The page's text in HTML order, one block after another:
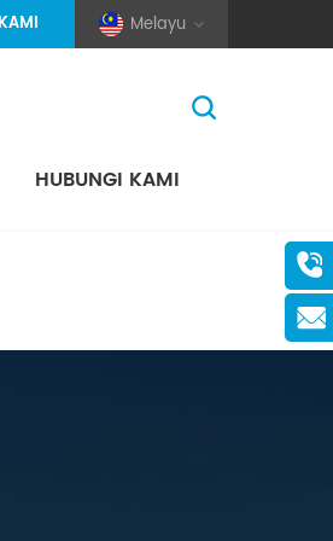
Melayu
HUBUNGI KAMI